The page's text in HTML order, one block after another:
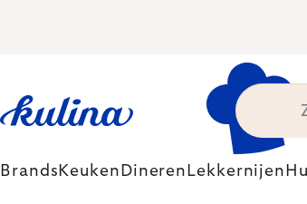
Brands Keuken Dineren Lekkernijen